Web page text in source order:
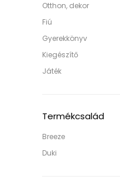
Otthon, dekor
Fiú
Gyerekkönyv
Kiegészítő
Játék
Termékcsalád
Breeze
Duki